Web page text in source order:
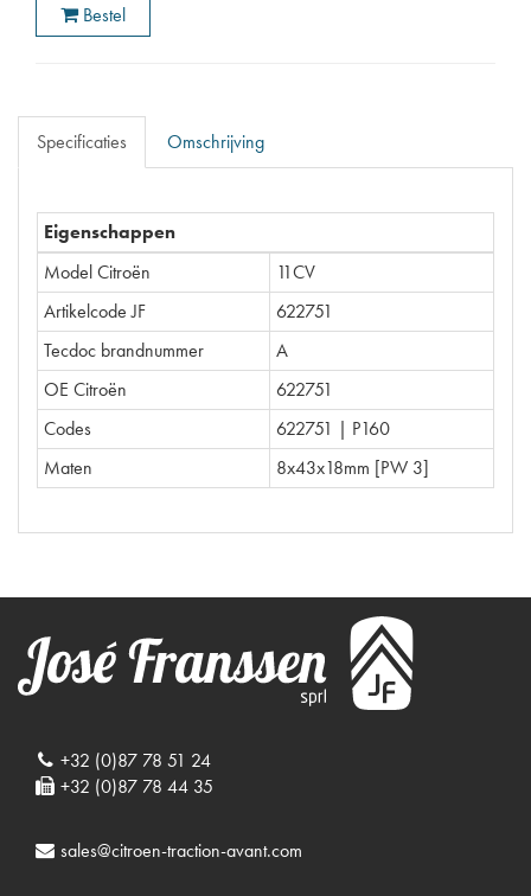
Bestel
Specificaties Omschrijving
Eigenschappen
Model Citroën
11CV
Artikelcode JF
622751
Tecdoc brandnummer
A
OE Citroën
622751
Codes
622751 | P160
Maten
8x43x18mm [PW 3]
+32 (0)87 78 51 24
+32 (0)87 78 44 35
sales@citroen-traction-avant.com